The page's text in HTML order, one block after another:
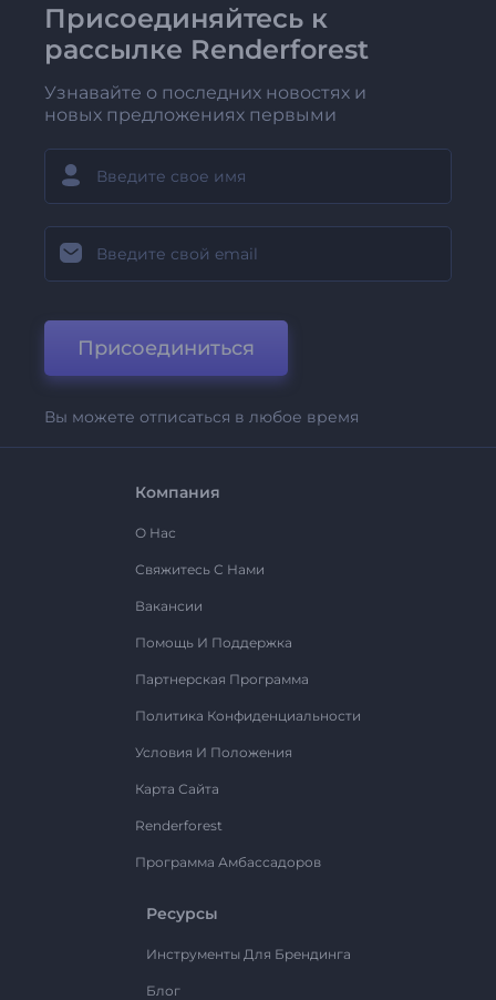
Присоединяйтесь к
рассылке Renderforest
Узнавайте о последних новостях и
новых предложениях первыми
Присоединиться
Вы можете отписаться в любое время
Компания
О Нас
Свяжитесь С Нами
Вакансии
Помощь И Поддержка
Партнерская Программа
Политика Конфиденциальности
Условия И Положения
Карта Сайта
Renderforest
Программа Амбассадоров
Ресурсы
Инструменты Для Брендинга
Блог